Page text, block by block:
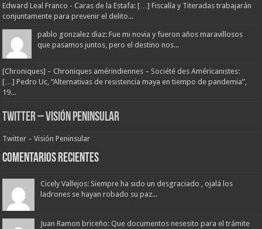
Edward Leal Franco - Caras de la Estafa: […] Fiscalía y Titeradas trabajarán
conjuntamente para prevenir el delito...
pablo gonzalez diaz: Fue mi novia y fueron años maravillosos
que pasamos juntos, pero el destino nos...
[Chroniques] – Chroniques amérindiennes – Société des Américanistes:
[…] Pedro Uc, “Alternativas de resistencia maya en tiempo de pandemia”,
19...
Twitter – Visión Peninsular
Twitter – Visión Peninsular
Comentarios Recientes
Cicely Vallejos: Siempre ha sido un desgraciado , ojalá los
ladrones se hayan robado su paz...
Juan Ramon briceño: Que documentos nesesito para el trámite